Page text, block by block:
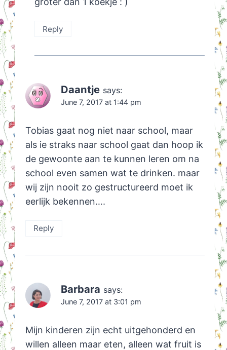
Reply
Daantje says:
June 7, 2017 at 1:44 pm
Tobias gaat nog niet naar school, maar
als ie straks naar school gaat dan hoop ik
de gewoonte aan te kunnen leren om na
school even samen wat te drinken. maar
wij zijn nooit zo gestructureerd moet ik
eerlijk bekennen….
Reply
Barbara says:
June 7, 2017 at 3:01 pm
Mijn kinderen zijn echt uitgehonderd en
willen alleen maar eten, alleen wat fruit is